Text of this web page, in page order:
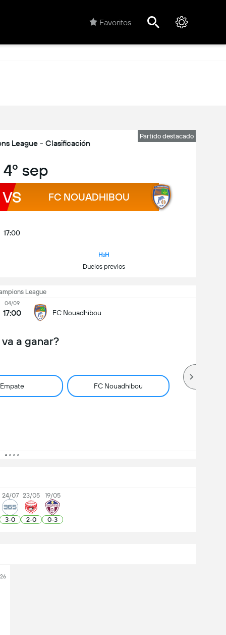
Favoritos
Partido destacado
League - Clasificación
sep
VS FC NOUADHIBOU
17:00
Duelos previos
League
04/09
17:00 FC Nouadhibou
a ganar?
Empate FC Nouadhibou
24/07
3-0
23/05
2-0
19/05
0-3